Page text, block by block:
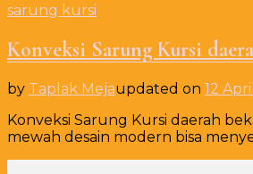
sarung kursi
Konveksi Sarung Kursi
by Taplak Mejaupdated on 12
Konveksi Sarung Kursi daerah
mewah desain modern bisa